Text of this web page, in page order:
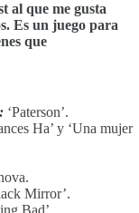
al que me gusta
Es un juego para
que
‘Paterson’.
Ha’ y ‘Una mujer
Mirror’.
Bad’.